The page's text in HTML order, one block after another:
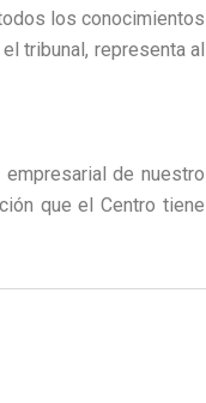
los conocimientos
tribunal, representa al
de nuestro
que el Centro tiene